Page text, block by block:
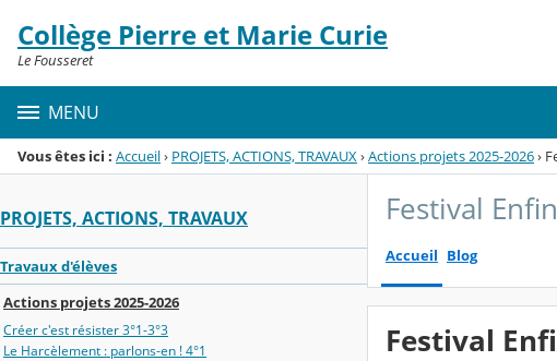
Menu de la rubrique
Contenu
Collège Pierre et Marie Curie
Le Fousseret
MENU
Vous êtes ici : Accueil› PROJETS, ACTIONS, TRAVAUX›Actions projets 2025-2026›
PROJETS, ACTIONS, TRAVAUX
Travaux d'élèves
Actions projets 2025-2026
Créer c'est résister 3°1-3°3
Le Harcèlement : parlons-en ! 4°1
Festival
Accueil Blog
Festival